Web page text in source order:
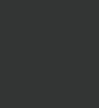
Filtro
Japona